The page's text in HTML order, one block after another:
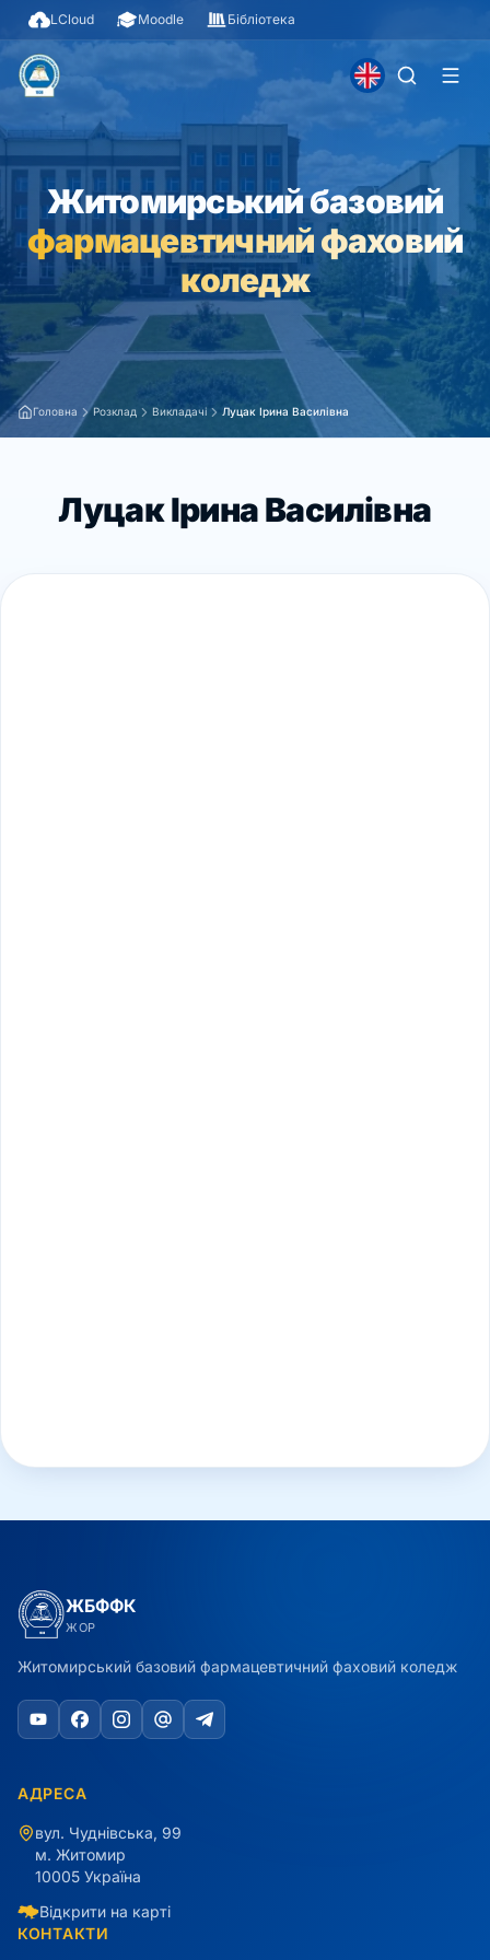
LCloud Moodle Бібліотека
Житомирський базовий
фармацевтичний фаховий
коледж
Головна Розклад Викладачі Луцак Ірина Василівна
Луцак Ірина Василівна
ЖБФФК
ЖОР
Житомирський базовий фармацевтичний фаховий коледж
АДРЕСА
вул. Чуднівська, 99
м. Житомир
10005 Україна
Відкрити на карті
КОНТАКТИ